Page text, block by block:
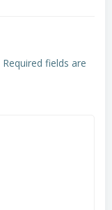
Required fields are